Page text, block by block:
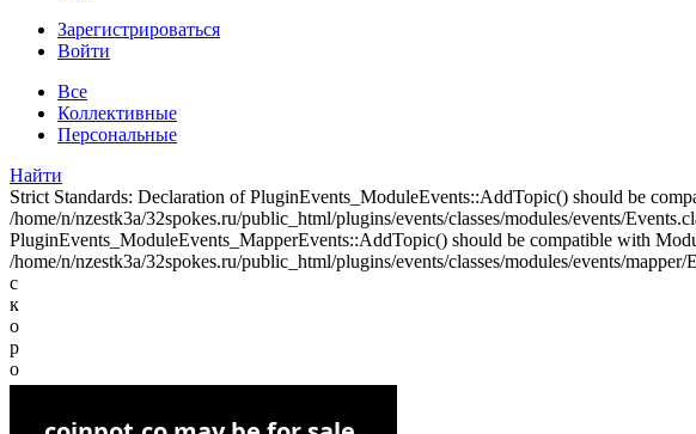
Зарегистрироваться
Войти
Все
Коллективные
Персональные
Найти
Strict Standards: Declaration of PluginEvents_ModuleEvents::AddTopic() should be
/home/n/nzestk3a/32spokes.ru/public_html/plugins/events/classes/modules/events/
PluginEvents_ModuleEvents_MapperEvents::AddTopic() should be compatible with
/home/n/nzestk3a/32spokes.ru/public_html/plugins/events/classes/modules/events/mapper/
с
к
о
р
о